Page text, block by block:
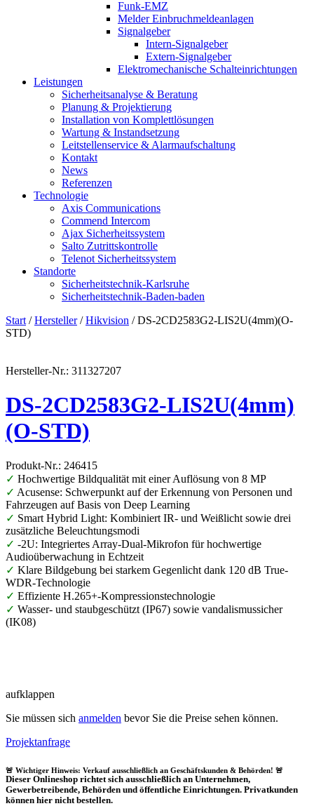
Funk-EMZ
Melder Einbruchmeldeanlagen
Signalgeber
Intern-Signalgeber
Extern-Signalgeber
Elektromechanische Schalteinrichtungen
Leistungen
Sicherheitsanalyse & Beratung
Planung & Projektierung​
Installation von Komplettlösungen
Wartung & Instandsetzung
Leitstellenservice & Alarmaufschaltung
Kontakt
News
Referenzen
Technologie
Axis Communications
Commend Intercom
Ajax Sicherheitssystem​
Salto Zutrittskontrolle
Telenot Sicherheitssystem
Standorte
Sicherheitstechnik-Karlsruhe
Sicherheitstechnik-Baden-baden
Start /Hersteller/Hikvision / DS-2CD2583G2-LIS2U(4mm)(O-
STD)
Hersteller-Nr.: 311327207
DS-2CD2583G2-LIS2U(4mm)
(O-STD)
Produkt-Nr.: 246415
✓ Hochwertige Bildqualität mit einer Auflösung von 8 MP
✓ Acusense: Schwerpunkt auf der Erkennung von Personen und
Fahrzeugen auf Basis von Deep Learning
✓ Smart Hybrid Light: Kombiniert IR- und Weißlicht sowie drei
zusätzliche Beleuchtungsmodi
✓ -2U: Integriertes Array-Dual-Mikrofon für hochwertige
Audioüberwachung in Echtzeit
✓ Klare Bildgebung bei starkem Gegenlicht dank 120 dB True-
WDR-Technologie
✓ Effiziente H.265+-Kompressionstechnologie
✓ Wasser- und staubgeschützt (IP67) sowie vandalismussicher
(IK08)
aufklappen
Sie müssen sich anmelden bevor Sie die Preise sehen können.
Projektanfrage
🚨 Wichtiger Hinweis: Verkauf ausschließlich an Geschäftskunden & Behörden! 🚨
Dieser Onlineshop richtet sich ausschließlich an Unternehmen,
Gewerbetreibende, Behörden und öffentliche Einrichtungen. Privatkunden
können hier nicht bestellen.